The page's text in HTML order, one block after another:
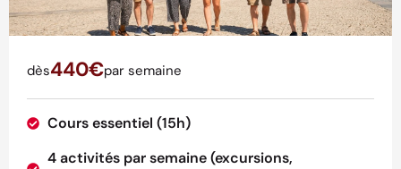
dès440€par semaine
Cours essentiel (15h)
4 activités par semaine (excursions,